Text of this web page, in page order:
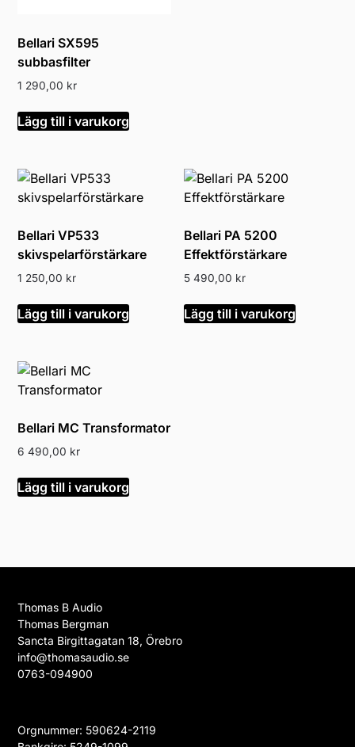
Bellari SX595
subbasfilter
1 290,00 kr
Lägg till i varukorg
Bellari VP533
skivspelarförstärkare
1 250,00 kr
Lägg till i varukorg
Bellari PA 5200
Effektförstärkare
5 490,00 kr
Lägg till i varukorg
Bellari MC Transformator
6 490,00 kr
Lägg till i varukorg
Thomas B Audio
Thomas Bergman
Sancta Birgittagatan 18, Örebro
info@thomasaudio.se
0763-094900
Orgnummer: 590624-2119